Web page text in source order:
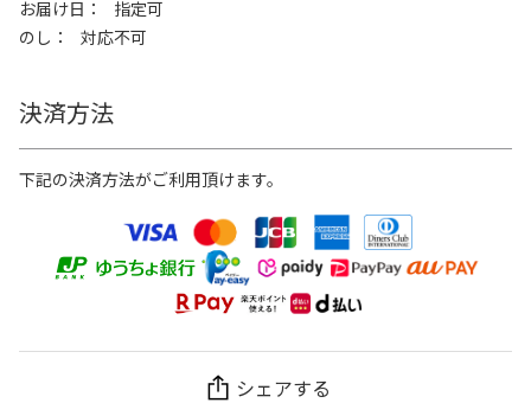
お届け日
指定可
のし
対応不可
決済方法
下記の決済方法がご利用頂けます。
シェアする